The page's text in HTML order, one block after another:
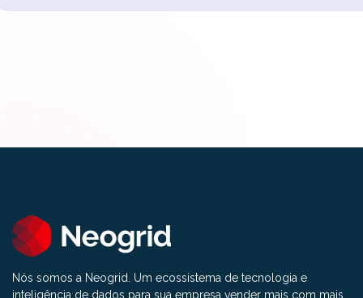
Nós somos a Neogrid. Um ecossistema de tecnologia e
inteligência de dados para sua empresa vender mais com mais